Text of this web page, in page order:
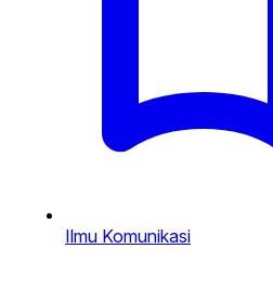
Ilmu Komunikasi